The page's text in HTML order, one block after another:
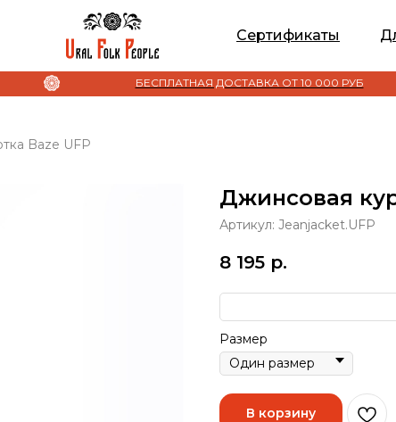
Сертификаты
БЕСПЛАТНАЯ ДОСТАВКА ОТ 10 000 РУБ
Baze UFP
Джинсовая
Артикул: Jeanjacket.UFP
8 195 р.
Размер
В корзину